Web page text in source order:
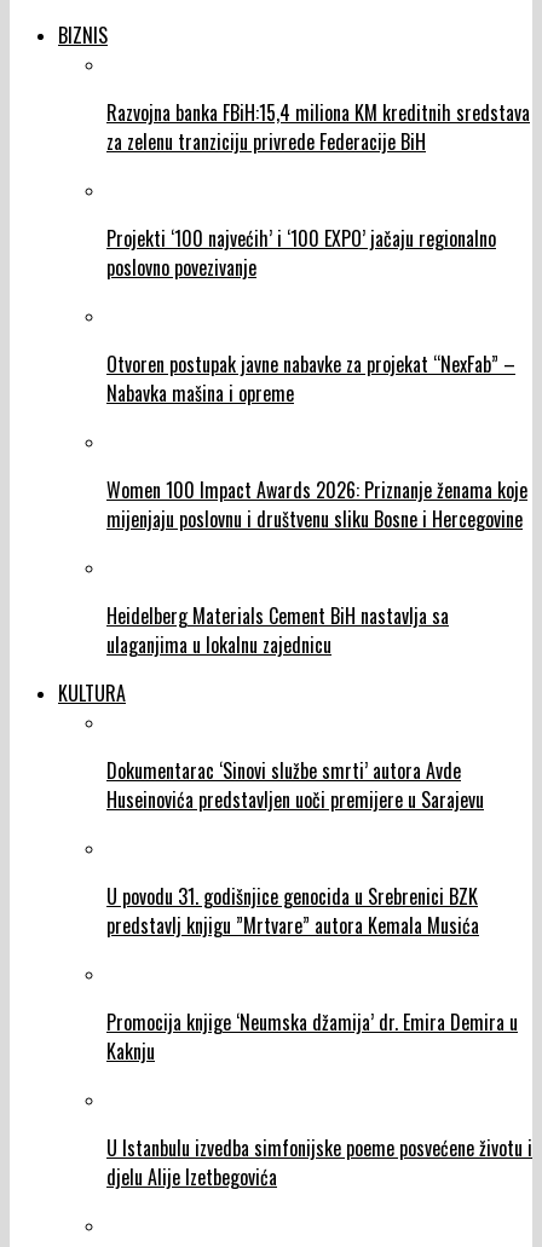
BIZNIS
Razvojna banka FBiH:15,4 miliona KM kreditnih sredstava
za zelenu tranziciju privrede Federacije BiH
Projekti ‘100 najvećih’ i ‘100 EXPO’ jačaju regionalno
poslovno povezivanje
Otvoren postupak javne nabavke za projekat “NexFab” –
Nabavka mašina i opreme
Women 100 Impact Awards 2026: Priznanje ženama koje
mijenjaju poslovnu i društvenu sliku Bosne i Hercegovine
Heidelberg Materials Cement BiH nastavlja sa
ulaganjima u lokalnu zajednicu
KULTURA
Dokumentarac ‘Sinovi službe smrti’ autora Avde
Huseinovića predstavljen uoči premijere u Sarajevu
U povodu 31. godišnjice genocida u Srebrenici BZK
predstavlj knjigu ”Mrtvare” autora Kemala Musića
Promocija knjige ‘Neumska džamija’ dr. Emira Demira u
Kaknju
U Istanbulu izvedba simfonijske poeme posvećene životu i
djelu Alije Izetbegovića